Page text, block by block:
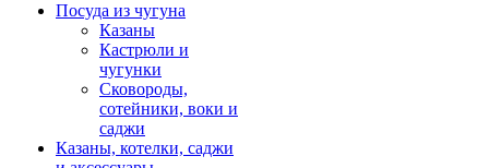
Посуда из чугуна
Казаны
Кастрюли и
чугунки
Сковороды,
сотейники, воки и
саджи
Казаны, котелки, саджи